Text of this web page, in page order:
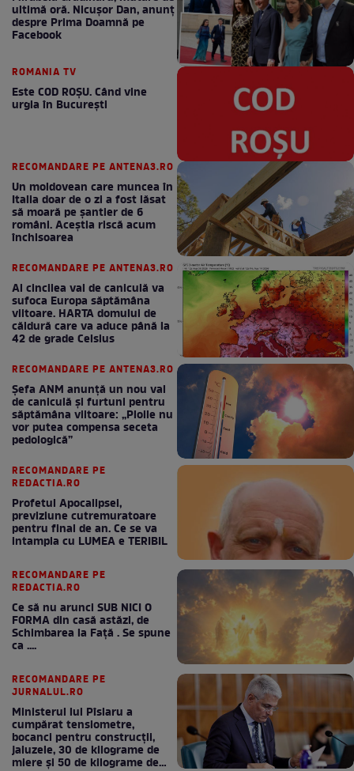
ultimă oră. Nicuşor Dan, anunţ
despre Prima Doamnă pe
Facebook
ROMANIA TV
Este COD ROŞU. Când vine
urgia în Bucureşti
RECOMANDARE PE ANTENA3.RO
Un moldovean care muncea în
Italia doar de o zi a fost lăsat
să moară pe şantier de 6
români. Aceștia riscă acum
închisoarea
RECOMANDARE PE ANTENA3.RO
Al cincilea val de caniculă va
sufoca Europa săptămâna
viitoare. HARTA domului de
căldură care va aduce până la
42 de grade Celsius
RECOMANDARE PE ANTENA3.RO
Șefa ANM anunță un nou val
de caniculă și furtuni pentru
săptămâna viitoare: „Ploile nu
vor putea compensa seceta
pedologică”
RECOMANDARE PE
REDACTIA.RO
Profetul Apocalipsei,
previziune cutremuratoare
pentru final de an. Ce se va
intampla cu LUMEA e TERIBIL
RECOMANDARE PE
REDACTIA.RO
Ce să nu arunci SUB NICI O
FORMA din casă astăzi, de
Schimbarea la Față . Se spune
ca ....
RECOMANDARE PE
JURNALUL.RO
Ministerul lui Pîslaru a
cumpărat tensiometre,
bocanci pentru construcții,
jaluzele, 30 de kilograme de
miere și 50 de kilograme de